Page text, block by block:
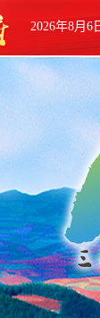
2026年8月6